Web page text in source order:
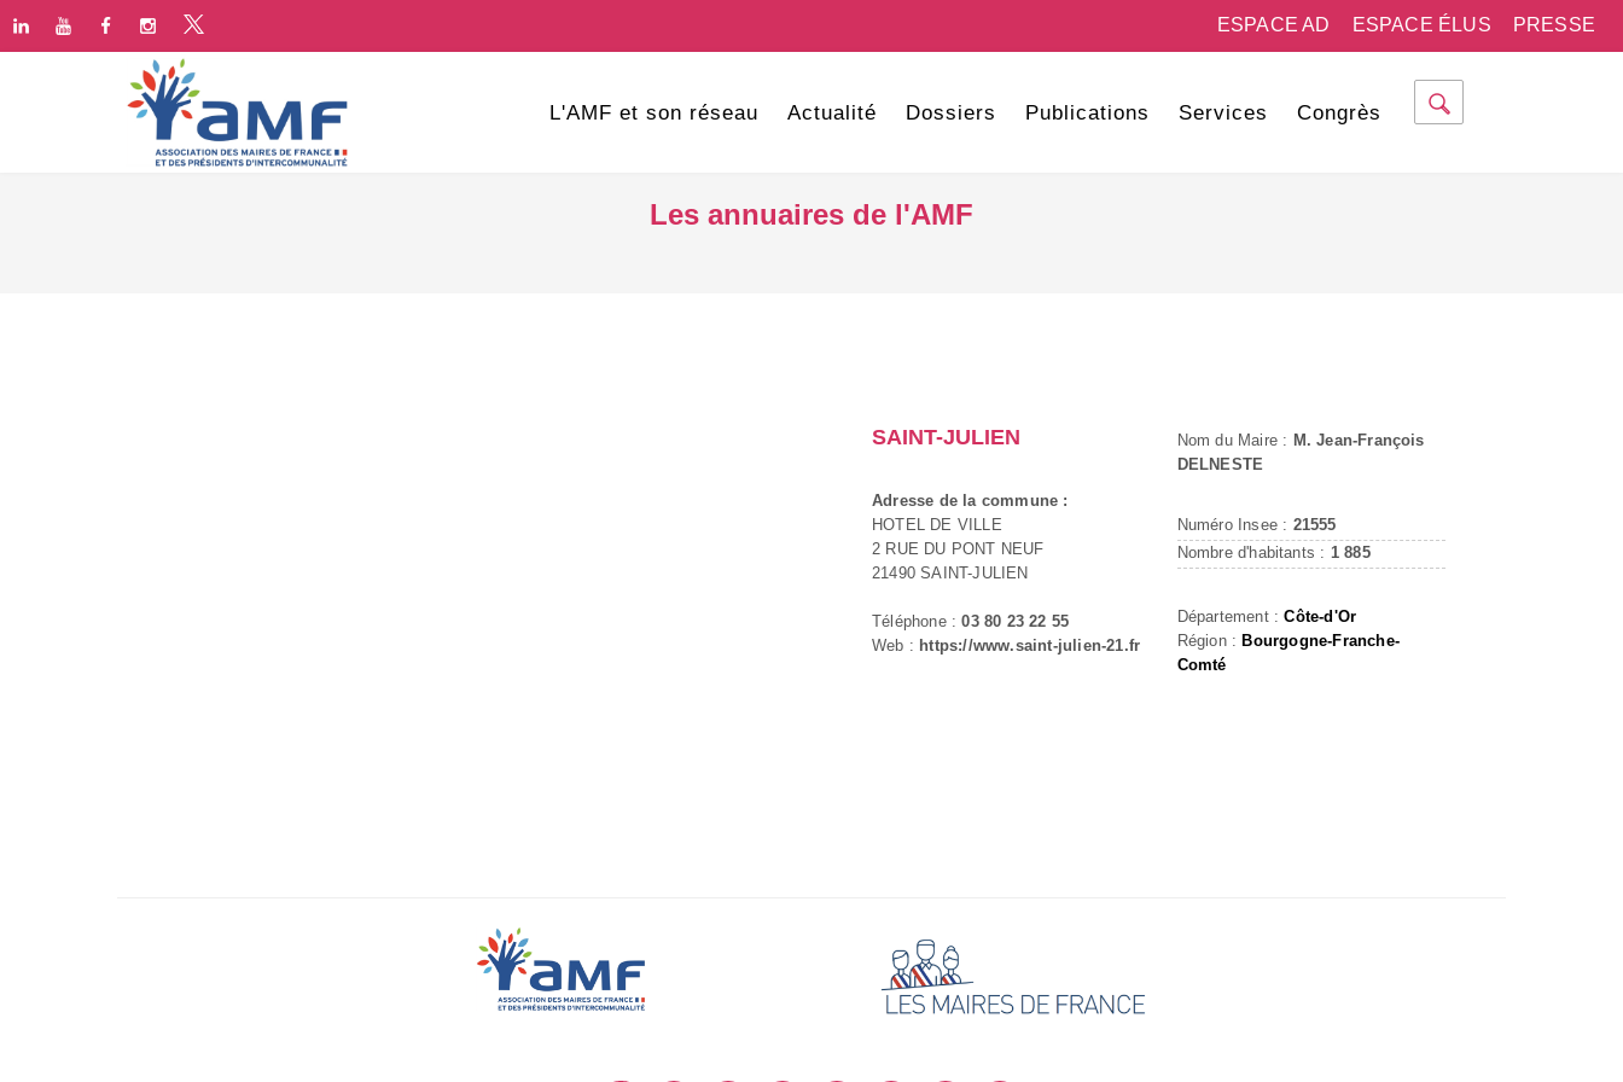
PRESSE
ESPACE ÉLUS
ESPACE AD
L'AMF et son réseau Actualité Dossiers Publications Services Congrès
Les annuaires de l'AMF
SAINT-JULIEN
Adresse de la commune :
HOTEL DE VILLE
2 RUE DU PONT NEUF
21490 SAINT-JULIEN
Téléphone :03 80 23 22 55
Web : https://www.saint-julien-21.fr
Nom du Maire : M. Jean-François
DELNESTE
Numéro Insee : 21555
Nombre d'habitants : 1 885
Département :Côte-d'Or
Région : Bourgogne-Franche-
Comté